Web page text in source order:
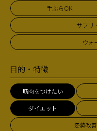
手ぶらOK
サプリ
ウォ
目的・特徴
筋肉をつけたい
ダイエット
姿勢改